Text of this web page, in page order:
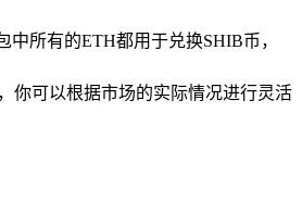
所有的ETH都用于兑换SHIB币，
你可以根据市场的实际情况进行灵活